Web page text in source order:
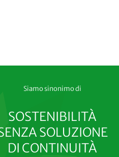
Siamo sinonimo di
SOSTENIBILITÀ
SOLUZIONE
DI CONTINUITÀ